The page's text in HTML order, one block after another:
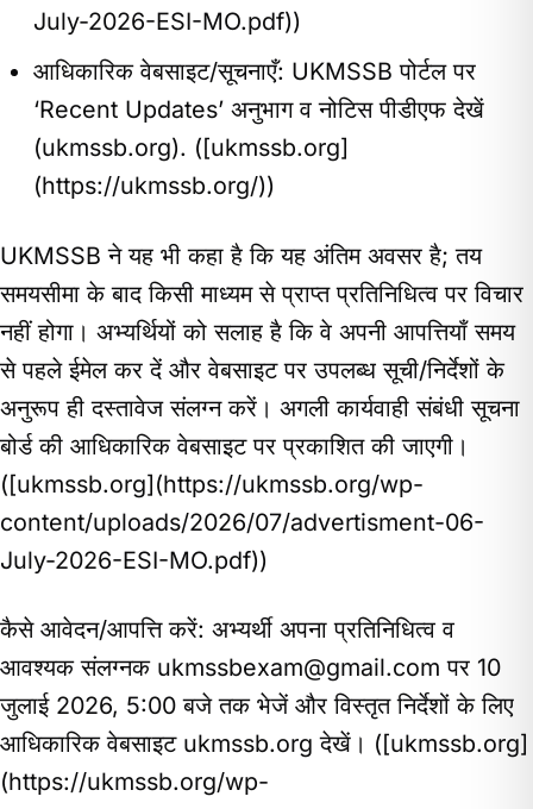
July-2026-ESI-MO.pdf))
आधिकारिक वेबसाइट/सूचनाएँ: UKMSSB पोर्टल पर
‘Recent Updates’ अनुभाग व नोटिस पीडीएफ देखें
(ukmssb.org). ([ukmssb.org]
(https://ukmssb.org/))
UKMSSB ने यह भी कहा है कि यह अंतिम अवसर है; तय
समयसीमा के बाद किसी माध्यम से प्राप्त प्रतिनिधित्व पर विचार
नहीं होगा। अभ्यर्थियों को सलाह है कि वे अपनी आपत्तियाँ समय
से पहले ईमेल कर दें और वेबसाइट पर उपलब्ध सूची/निर्देशों के
अनुरूप ही दस्तावेज संलग्न करें। अगली कार्यवाही संबंधी सूचना
बोर्ड की आधिकारिक वेबसाइट पर प्रकाशित की जाएगी।
([ukmssb.org](https://ukmssb.org/wp-
content/uploads/2026/07/advertisment-06-
July-2026-ESI-MO.pdf))
कैसे आवेदन/आपत्ति करें: अभ्यर्थी अपना प्रतिनिधित्व व
आवश्यक संलग्नक ukmssbexam@gmail.com पर 10
जुलाई 2026, 5:00 बजे तक भेजें और विस्तृत निर्देशों के लिए
आधिकारिक वेबसाइट ukmssb.org देखें। ([ukmssb.org]
(https://ukmssb.org/wp-